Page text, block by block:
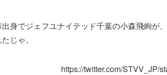
身でジェフユナイテッド千葉の小森飛絢が
じゃ。
https://twitter.com/STVV_JP/